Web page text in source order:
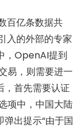
百亿条数据共
入的外部的专家
，OpenAI提到
易，则需要进一
，首先需要认证
项中，中国大陆
弹出提示“由于国